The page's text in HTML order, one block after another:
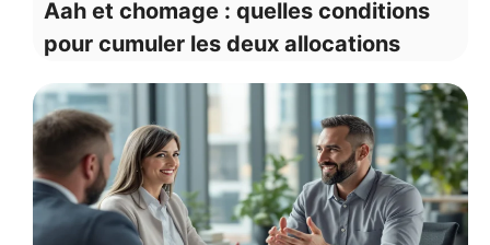
Aah et chomage : quelles conditions
pour cumuler les deux allocations